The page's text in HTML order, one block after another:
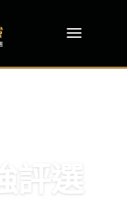
評選